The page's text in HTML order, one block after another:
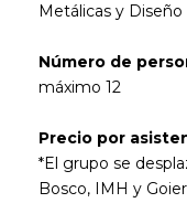
Metálicas y
Número de
máximo 12
Precio por
*El grupo se
Bosco, IMH y